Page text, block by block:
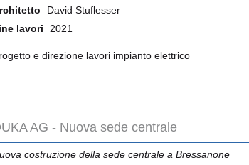
David Stuflesser
lavori
2021
e direzione lavori impianto elettrico
AG - Nuova sede centrale
costruzione della sede centrale a Bressanone